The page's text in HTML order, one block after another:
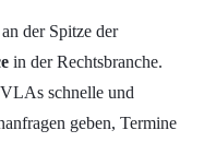
der Spitze der
in der Rechtsbranche.
schnelle und
geben, Termine